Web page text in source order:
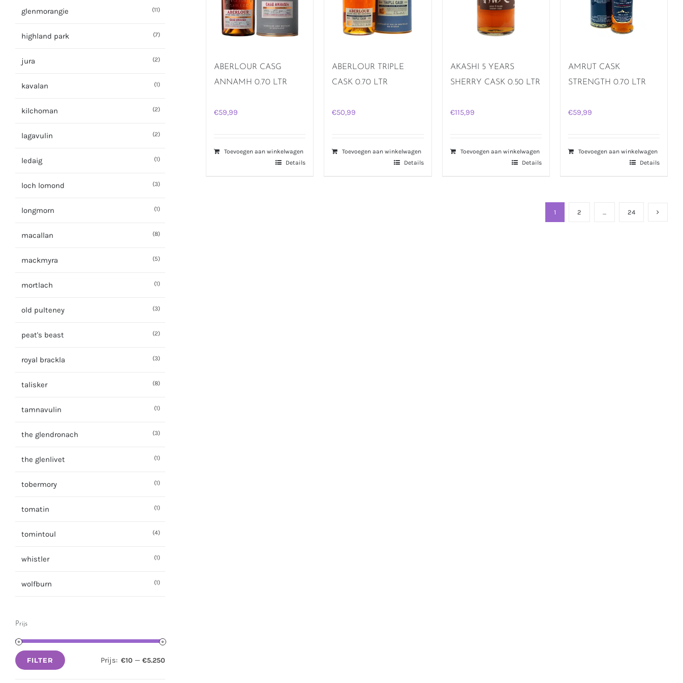
ABERLOUR CASG
ANNAMH 0.70 LTR
€59,99
Toevoegen aan winkelwagen
Details
ABERLOUR TRIPLE
CASK 0.70 LTR
€50,99
Toevoegen aan winkelwagen
Details
AKASHI 5 YEARS
SHERRY CASK 0.50 LTR
€115,99
Toevoegen aan winkelwagen
Details
AMRUT CASK
STRENGTH 0.70 LTR
€59,99
Toevoegen aan winkelwagen
Details
1 2 … 24
glenmorangie (11)
highland park (7)
jura (2)
kavalan (1)
kilchoman (2)
lagavulin (2)
ledaig (1)
loch lomond (3)
longmorn (1)
macallan (8)
mackmyra (5)
mortlach (1)
old pulteney (3)
peat's beast (2)
royal brackla (3)
talisker (8)
tamnavulin (1)
the glendronach (3)
the glenlivet (1)
tobermory (1)
tomatin (1)
tomintoul (4)
whistler (1)
wolfburn (1)
Prijs
Min.
Max.
FILTER Prijs: €10 —€5.250